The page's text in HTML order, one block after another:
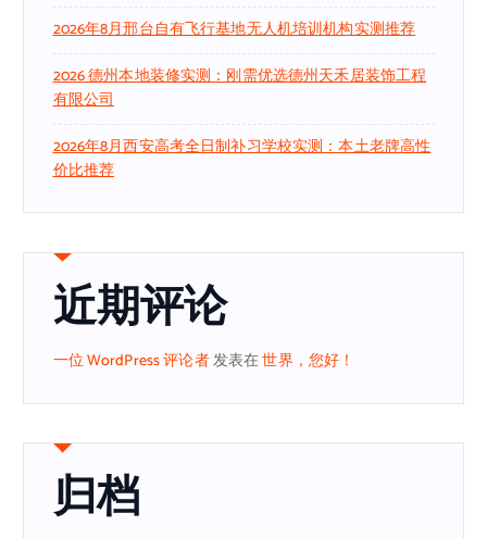
2026年8月邢台自有飞行基地无人机培训机构实测推荐
2026 德州本地装修实测：刚需优选德州天禾居装饰工程
有限公司
2026年8月西安高考全日制补习学校实测：本土老牌高性
价比推荐
近期评论
一位 WordPress 评论者发表在世界，您好！
归档